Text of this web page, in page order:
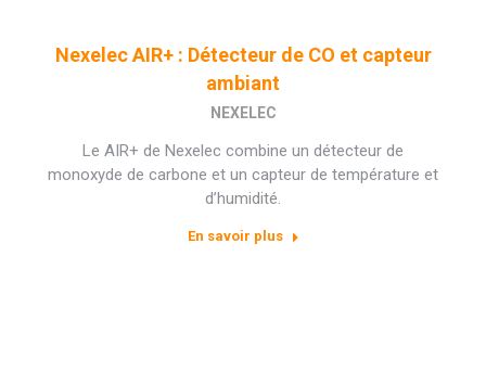
Nexelec AIR+ : Détecteur de CO et capteur
ambiant
NEXELEC
Le AIR+ de Nexelec combine un détecteur de
monoxyde de carbone et un capteur de température et
d’humidité.
En savoir plus